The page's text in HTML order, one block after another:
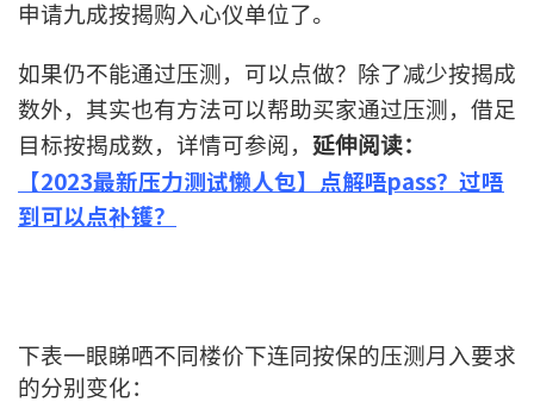
申请九成按揭购入心仪单位了。
如果仍不能通过压测，可以点做？除了减少按揭成
数外，其实也有方法可以帮助买家通过压测，借足
目标按揭成数，详情可参阅， 延伸阅读：
【2023最新压力测试懒人包】点解唔pass？过唔
到可以点补镬？
下表一眼睇哂不同楼价下连同按保的压测月入要求
的分别变化：